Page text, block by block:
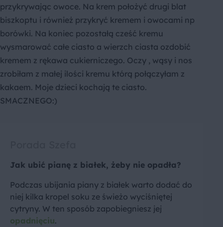
przykrywając owoce. Na krem położyć drugi blat
biszkoptu i również przykryć kremem i owocami np
borówki. Na koniec pozostałą cześć kremu
wysmarować całe ciasto a wierzch ciasta ozdobić
kremem z rękawa cukierniczego. Oczy , wąsy i nos
zrobiłam z małej ilości kremu którą połączyłam z
kakaem. Moje dzieci kochają te ciasto.
SMACZNEGO:)
Jak ubić pianę z białek, żeby nie opadła?
Podczas ubijania piany z białek warto dodać do
niej kilka kropel soku ze świeżo wyciśniętej
cytryny. W ten sposób zapobiegniesz jej
opadnięciu.